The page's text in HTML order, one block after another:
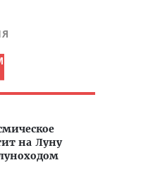
на Луну